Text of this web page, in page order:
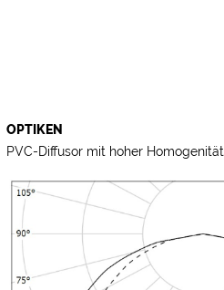
OPTIKEN
PVC-Diffusor mit hoher Homogenität.